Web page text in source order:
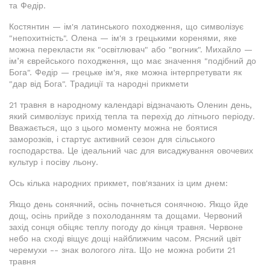
та Федір.
Костянтин — ім'я латинського походження, що символізує
"непохитність". Олена — ім'я з грецькими коренями, яке
можна перекласти як "освітлювач" або "вогник". Михайло —
ім’я єврейського походження, що має значення "подібний до
Бога". Федір — грецьке ім'я, яке можна інтерпретувати як
"дар від Бога". Традиції та народні прикмети
21 травня в народному календарі відзначають Оленин день,
який символізує прихід тепла та перехід до літнього періоду.
Вважається, що з цього моменту можна не боятися
заморозків, і стартує активний сезон для сільського
господарства. Це ідеальний час для висаджування овочевих
культур і посіву льону.
Ось кілька народних прикмет, пов'язаних із цим днем:
Якщо день сонячний, осінь почнеться сонячною. Якщо йде
дощ, осінь прийде з похолоданням та дощами. Червоний
захід сонця обіцяє теплу погоду до кінця травня. Червоне
небо на сході віщує дощі найближчим часом. Рясний цвіт
черемухи -- знак вологого літа. Що не можна робити 21
травня